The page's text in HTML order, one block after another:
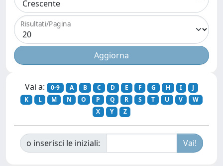
Risultati/Pagina
Vai a: 0-9 A B C D E F G H I
J
K
L M N O P Q R S T U V
W
X
Y Z
o inserisci le iniziali: